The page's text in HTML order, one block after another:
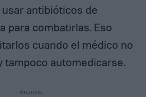
antibióticos de
para combatirlas. Eso
cuando el médico no
tampoco automedicarse.